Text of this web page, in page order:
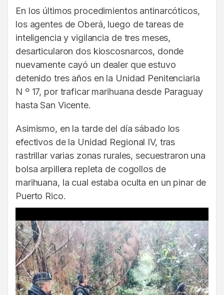
En los últimos procedimientos antinarcóticos,
los agentes de Oberá, luego de tareas de
inteligencia y vigilancia de tres meses,
desarticularon dos kioscosnarcos, donde
nuevamente cayó un dealer que estuvo
detenido tres años en la Unidad Penitenciaria
N º 17, por traficar marihuana desde Paraguay
hasta San Vicente.
Asimismo, en la tarde del día sábado los
efectivos de la Unidad Regional IV, tras
rastrillar varias zonas rurales, secuestraron una
bolsa arpillera repleta de cogollos de
marihuana, la cual estaba oculta en un pinar de
Puerto Rico.